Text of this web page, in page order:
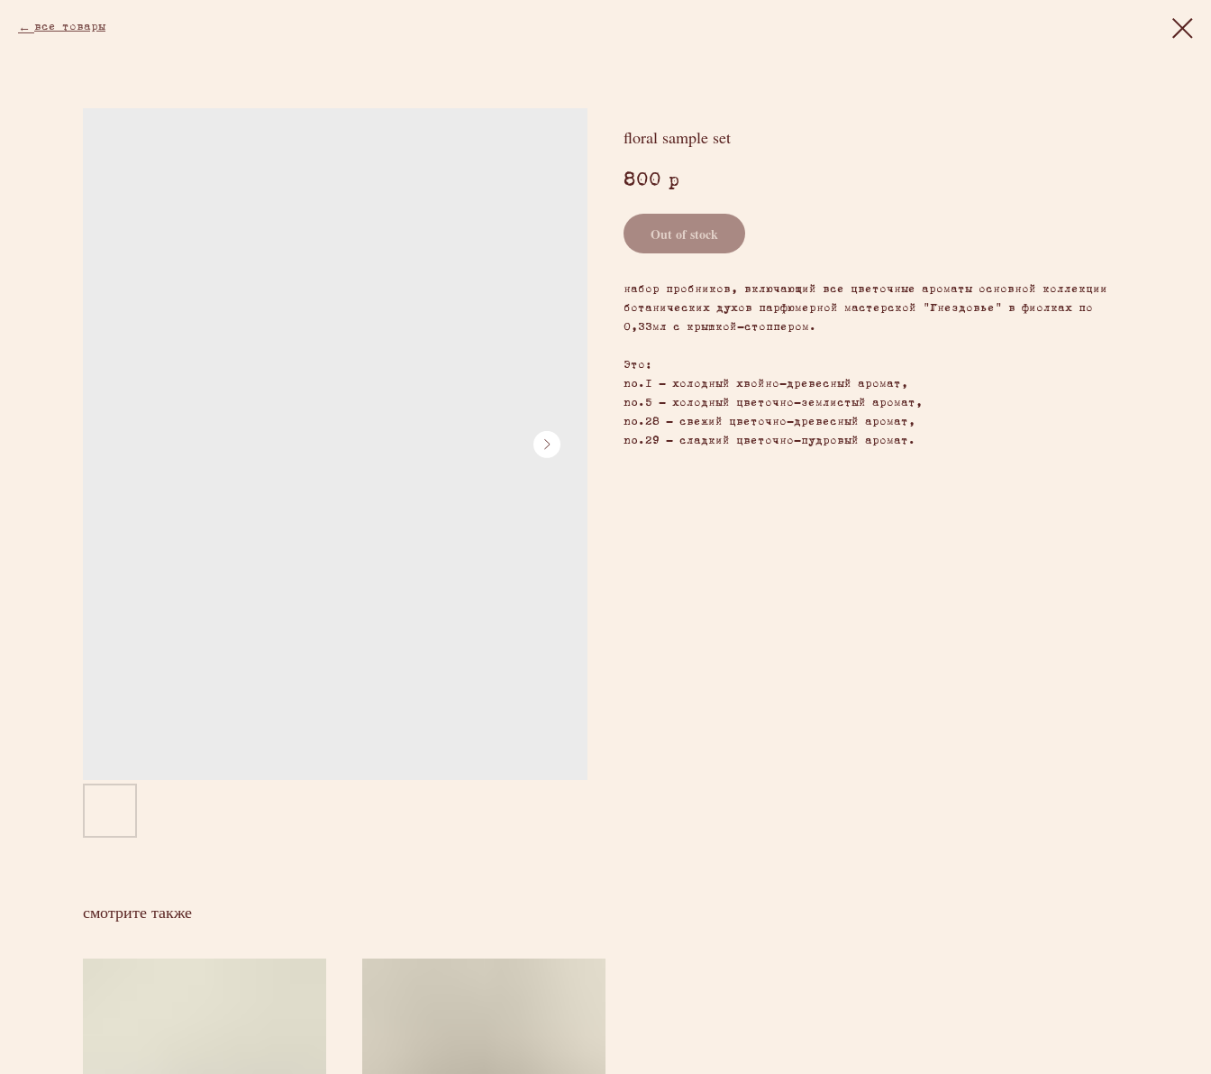
все товары
floral sample set
800 р
Out of stock
набор пробников, включающий все цветочные ароматы основной коллекции
ботанических духов парфюмерной мастерской "Гнездовье" в фиолках по
0,33мл с крышкой-стоппером.
Это:
no.1 - холодный хвойно-древесный аромат,
no.5 - холодный цветочно-землистый аромат,
no.28 - свежий цветочно-древесный аромат,
no.29 - сладкий цветочно-пудровый аромат.
смотрите также